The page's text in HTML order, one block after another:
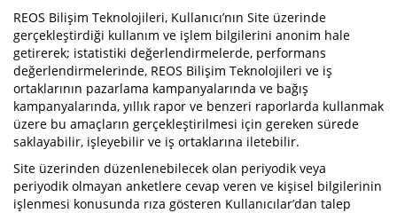
REOS Bilişim Teknolojileri, Kullanıcı’nın Site üzerinde
gerçekleştirdiği kullanım ve işlem bilgilerini anonim hale
getirerek; istatistiki değerlendirmelerde, performans
değerlendirmelerinde, REOS Bilişim Teknolojileri ve iş
ortaklarının pazarlama kampanyalarında ve bağış
kampanyalarında, yıllık rapor ve benzeri raporlarda kullanmak
üzere bu amaçların gerçekleştirilmesi için gereken sürede
saklayabilir, işleyebilir ve iş ortaklarına iletebilir.
Site üzerinden düzenlenebilecek olan periyodik veya
periyodik olmayan anketlere cevap veren ve kişisel bilgilerinin
işlenmesi konusunda rıza gösteren Kullanıcılar’dan talep